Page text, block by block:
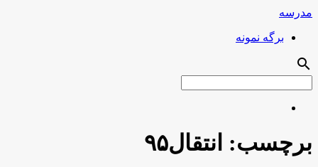
مدرسه
برگه نمونه
search
برچسب: انتقال۹۵